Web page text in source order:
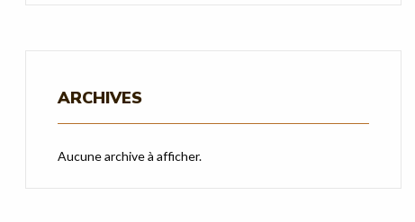
ARCHIVES
Aucune archive à afficher.